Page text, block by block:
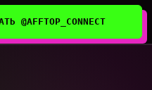
@AFFTOP_CONNECT